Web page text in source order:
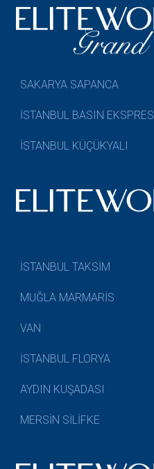
SAKARYA SAPANCA
İSTANBUL BASIN EKSPRES
İSTANBUL KÜÇÜKYALI
İSTANBUL TAKSİM
MUĞLA MARMARİS
VAN
İSTANBUL FLORYA
AYDIN KUŞADASI
MERSİN SİLİFKE